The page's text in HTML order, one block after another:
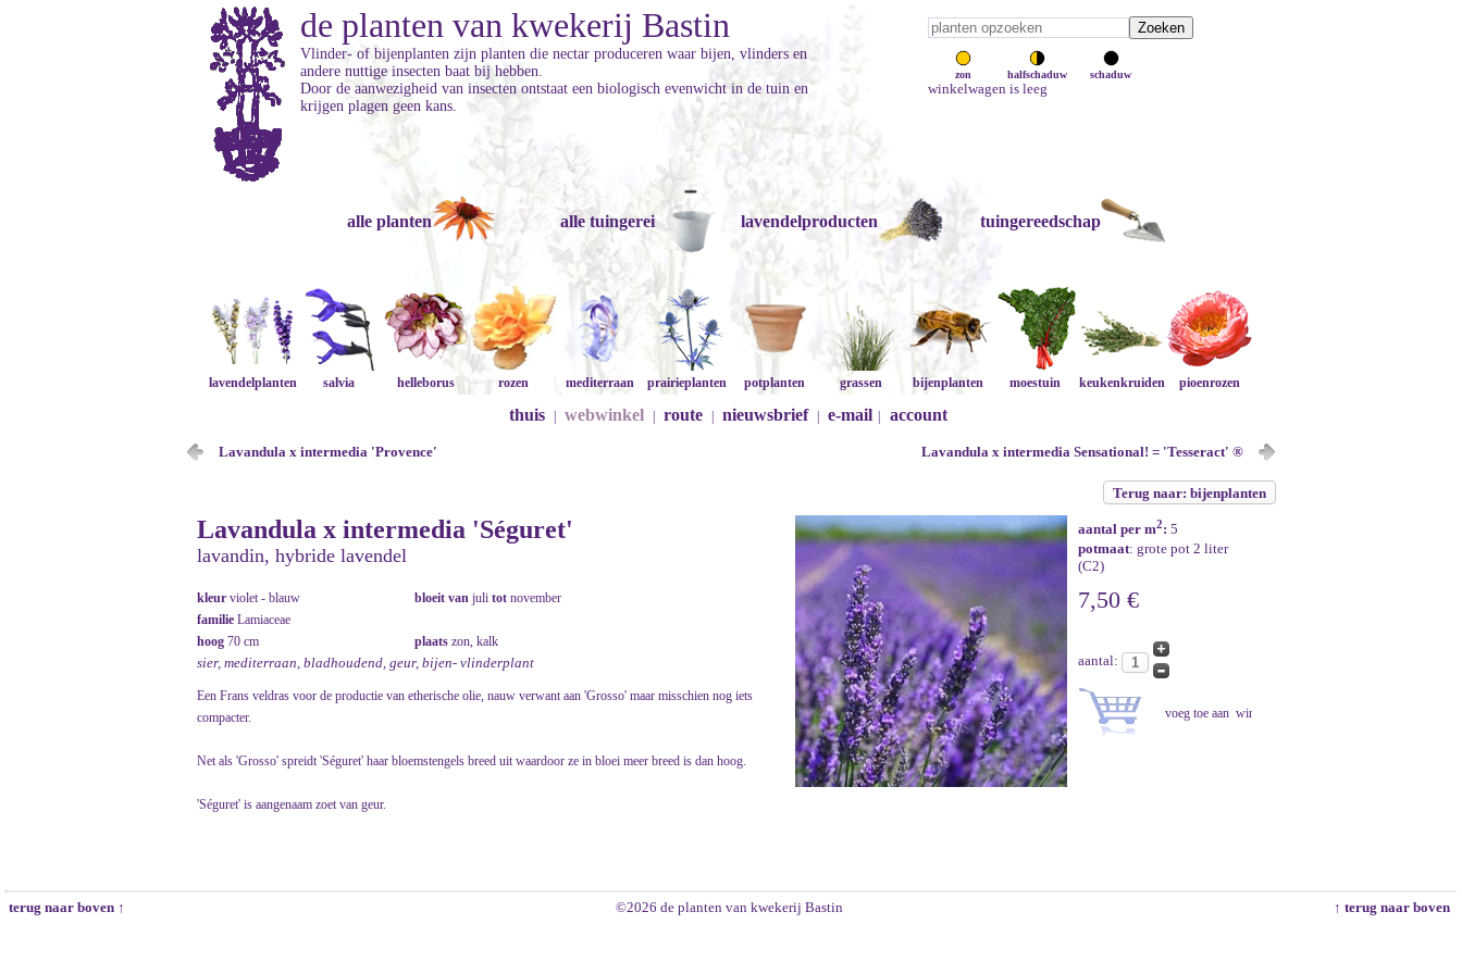
zon halfschaduw schaduw
winkelwagen is leeg
de planten van kwekerij Bastin
Vlinder- of bijenplanten zijn planten die nectar produceren waar bijen, vlinders en
andere nuttige insecten baat bij hebben.
Door de aanwezigheid van insecten ontstaat een biologisch evenwicht in de tuin en
krijgen plagen geen kans.
alle planten alle tuingerei lavendelproducten tuingereedschap
lavendelplanten salvia helleborus rozen mediterraan prairieplanten potplanten grassen bijenplanten moestuin keukenkruiden pioenrozen
thuis webwinkel route nieuwsbrief e-mail account
Lavandula x intermedia 'Provence' Lavandula x intermedia Sensational! = 'Tesseract' ®
Terug naar: bijenplanten
Lavandula x intermedia 'Séguret'
lavandin, hybride lavendel
kleur violet - blauw bloeit van juli tot november
familie Lamiaceae
hoog 70 cm plaats zon, kalk
sier, mediterraan, bladhoudend, geur, bijen- vlinderplant
Een Frans veldras voor de productie van etherische olie, nauw verwant aan 'Grosso' maar misschien nog iets
compacter.
Net als 'Grosso' spreidt 'Séguret' haar bloemstengels breed uit waardoor ze in bloei meer breed is dan hoog.
'Séguret' is aangenaam zoet van geur.
aantal per m2: 5
potmaat: grote pot 2 liter
(C2)
7,50 €
aantal:
terug naar boven ↑ ©2026 de planten van kwekerij Bastin ↑ terug naar boven